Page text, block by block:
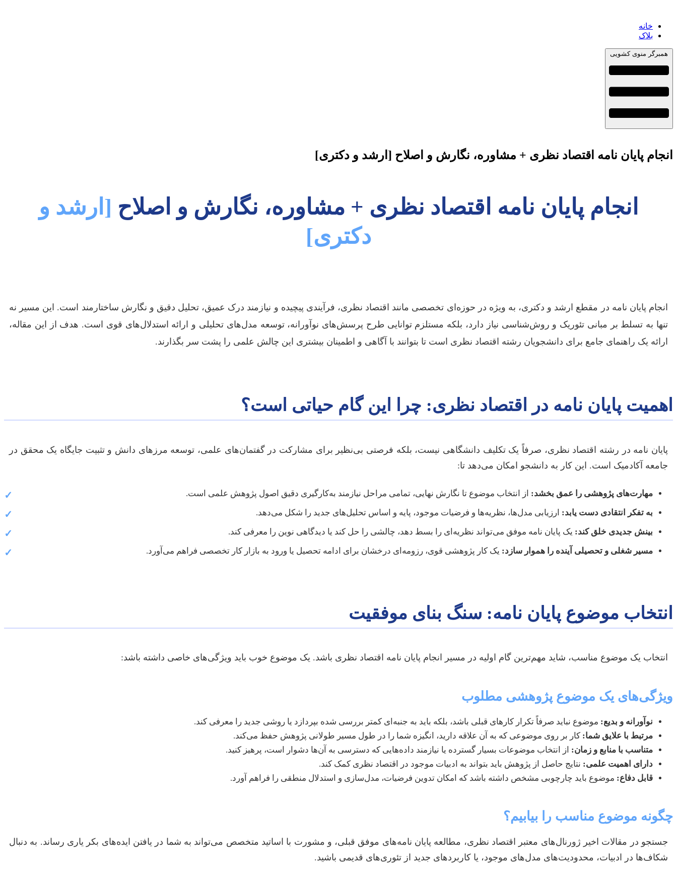
خانه
بلاک
همبرگر منوی کشویی
انجام پایان نامه اقتصاد نظری + مشاوره، نگارش و اصلاح [ارشد و دکتری]
انجام پایان نامه اقتصاد نظری + مشاوره، نگارش و اصلاح [ارشد و
دکتری]
انجام پایان نامه در مقطع ارشد و دکتری، به ویژه در حوزه‌ای تخصصی مانند اقتصاد نظری، فرآیندی پیچیده و نیازمند درک عمیق، تحلیل دقیق و نگارش ساختارمند است. این مسیر نه
تنها به تسلط بر مبانی تئوریک و روش‌شناسی نیاز دارد، بلکه مستلزم توانایی طرح پرسش‌های نوآورانه، توسعه مدل‌های تحلیلی و ارائه استدلال‌های قوی است. هدف از این مقاله،
ارائه یک راهنمای جامع برای دانشجویان رشته اقتصاد نظری است تا بتوانند با آگاهی و اطمینان بیشتری این چالش علمی را پشت سر بگذارند.
اهمیت پایان نامه در اقتصاد نظری: چرا این گام حیاتی است؟
پایان نامه در رشته اقتصاد نظری، صرفاً یک تکلیف دانشگاهی نیست، بلکه فرصتی بی‌نظیر برای مشارکت در گفتمان‌های علمی، توسعه مرزهای دانش و تثبیت جایگاه یک محقق در
جامعه آکادمیک است. این کار به دانشجو امکان می‌دهد تا:
✓ مهارت‌های پژوهشی را عمق بخشد: از انتخاب موضوع تا نگارش نهایی، تمامی مراحل نیازمند به‌کارگیری دقیق اصول پژوهش علمی است.
✓ به تفکر انتقادی دست یابد: ارزیابی مدل‌ها، نظریه‌ها و فرضیات موجود، پایه و اساس تحلیل‌های جدید را شکل می‌دهد.
✓ بینش جدیدی خلق کند: یک پایان نامه موفق می‌تواند نظریه‌ای را بسط دهد، چالشی را حل کند یا دیدگاهی نوین را معرفی کند.
✓ مسیر شغلی و تحصیلی آینده را هموار سازد: یک کار پژوهشی قوی، رزومه‌ای درخشان برای ادامه تحصیل یا ورود به بازار کار تخصصی فراهم می‌آورد.
انتخاب موضوع پایان نامه: سنگ بنای موفقیت
انتخاب یک موضوع مناسب، شاید مهم‌ترین گام اولیه در مسیر انجام پایان نامه اقتصاد نظری باشد. یک موضوع خوب باید ویژگی‌های خاصی داشته باشد:
ویژگی‌های یک موضوع پژوهشی مطلوب
نوآورانه و بدیع: موضوع نباید صرفاً تکرار کارهای قبلی باشد، بلکه باید به جنبه‌ای کمتر بررسی شده بپردازد یا روشی جدید را معرفی کند.
مرتبط با علایق شما: کار بر روی موضوعی که به آن علاقه دارید، انگیزه شما را در طول مسیر طولانی پژوهش حفظ می‌کند.
متناسب با منابع و زمان: از انتخاب موضوعات بسیار گسترده یا نیازمند داده‌هایی که دسترسی به آن‌ها دشوار است، پرهیز کنید.
دارای اهمیت علمی: نتایج حاصل از پژوهش باید بتواند به ادبیات موجود در اقتصاد نظری کمک کند.
قابل دفاع: موضوع باید چارچوبی مشخص داشته باشد که امکان تدوین فرضیات، مدل‌سازی و استدلال منطقی را فراهم آورد.
چگونه موضوع مناسب را بیابیم؟
جستجو در مقالات اخیر ژورنال‌های معتبر اقتصاد نظری، مطالعه پایان نامه‌های موفق قبلی، و مشورت با اساتید متخصص می‌تواند به شما در یافتن ایده‌های بکر یاری رساند. به دنبال
شکاف‌ها در ادبیات، محدودیت‌های مدل‌های موجود، یا کاربردهای جدید از تئوری‌های قدیمی باشید.